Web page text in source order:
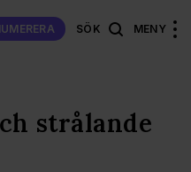
SÖK MENY
strålande